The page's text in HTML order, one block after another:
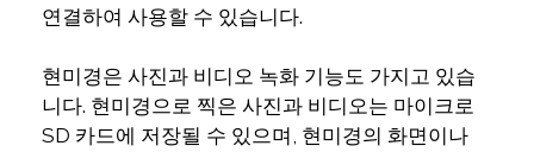
연결하여 사용할 수 있습니다.
현미경은 사진과 비디오 녹화 기능도 가지고 있습
니다. 현미경으로 찍은 사진과 비디오는 마이크로
SD 카드에 저장될 수 있으며, 현미경의 화면이나